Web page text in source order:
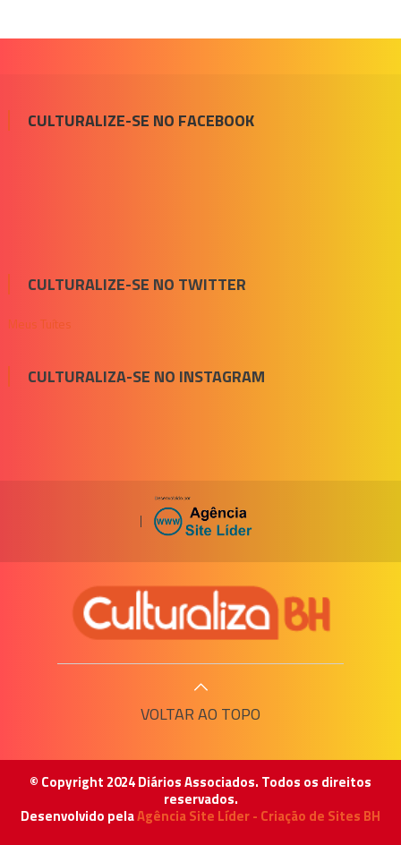
CULTURALIZE-SE NO FACEBOOK
CULTURALIZE-SE NO TWITTER
Meus Tuítes
CULTURALIZA-SE NO INSTAGRAM
|
VOLTAR AO TOPO
© Copyright 2024 Diários Associados. Todos os direitos
reservados.
Desenvolvido pelaAgência Site Líder - Criação de Sites BH